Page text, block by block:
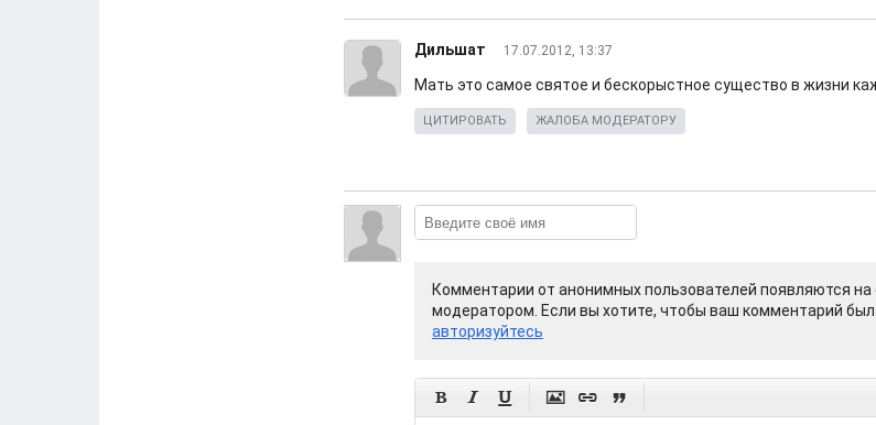
Дильшат 17.07.2012, 13:37
Мать это самое святое и бескорыстное существо в жизни
ЦИТИРОВАТЬ ЖАЛОБА МОДЕРАТОРУ
Комментарии от анонимных пользователей появляются на
модератором. Если вы хотите, чтобы ваш комментарий был
авторизуйтесь
     